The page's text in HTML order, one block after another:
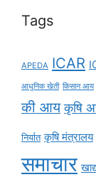
Tags
APEDA ICAR
आधुनिक खेती किसान आय
की आय कृषि
निर्यात कृषि मंत्रालय
समाचार